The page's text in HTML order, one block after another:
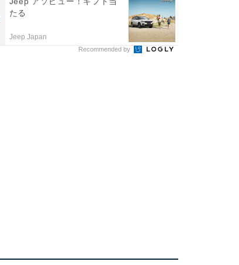
たる
Jeep Japan
Recommended by